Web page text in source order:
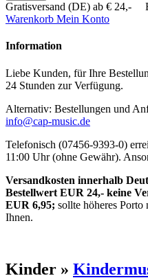
Gratisversand (DE) ab € 24,-
Warenkorb Mein Konto
Information
Liebe Kunden, für Ihre
24 Stunden zur Verfügung.
Alternativ: Bestellungen und
info@cap-music.de
Telefonisch (07456-9393-0)
11:00 Uhr (ohne Gewähr).
Versandkosten innerhalb
Bestellwert EUR 24,- keine
EUR 6,95; sollte höheres
Ihnen.
Kinder »